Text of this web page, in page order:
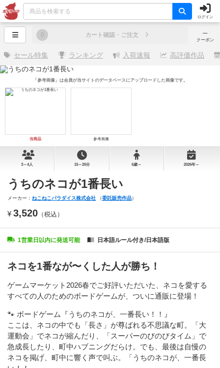
ログイン
─
クーポン
0 カート確認・ご注文
セール特集 ランキング 入荷速報 高評価作品
当商品 参考画像
「参考画像」は会員が当サイトのデータベースにアップロードした画像です。
3～4人 15～20分 6歳～ 2026年～
うちのネコが1番長い
メーカー： ねこねこパラダイス株式会社 （委託販売作品）
¥ 3,520 （税込）
1営業日以内に発送可能 日本語ルール付き/日本語版
ネコを1番なが〜くした人が勝ち！
ゲームマーケット2026春でご好評いただいた、ネコを愛する
すべての人のためのボードゲームが、ついに通販に登場！
🐾 ボードゲーム『うちのネコが、一番長い！！』
ここは、ネコの中でも「長さ」が尊ばれる不思議な町。「大
運動会」でネコが縮んだり、「スーパーのびのびタイム」で
急成長したり、町中ハブニングだらけ。でも、最後は自慢の
ネコを掲げ、町中に響く声で叫ぶ。「うちのネコが、一番長